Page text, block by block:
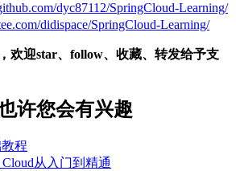
dyc87112/SpringCloud-Learning/
didispace/SpringCloud-Learning/
欢迎star、follow、收藏、转发给予支
许您会有兴趣
程
Cloud从入门到精通